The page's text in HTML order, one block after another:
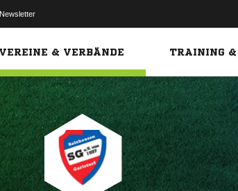
Newsletter
VEREINE & VERBÄNDE TRAINING &